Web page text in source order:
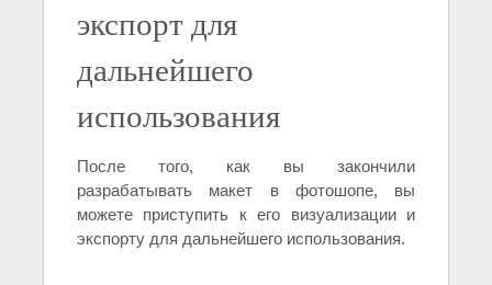
экспорт для
дальнейшего
использования
После того, как вы закончили
разрабатывать макет в фотошопе, вы
можете приступить к его визуализации и
экспорту для дальнейшего использования.